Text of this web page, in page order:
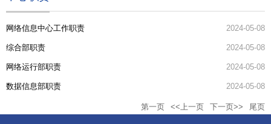
网络信息中心工作职责 2024-05-08
综合部职责 2024-05-08
网络运行部职责 2024-05-08
数据信息部职责 2024-05-08
第一页 <<上一页 下一页>> 尾页